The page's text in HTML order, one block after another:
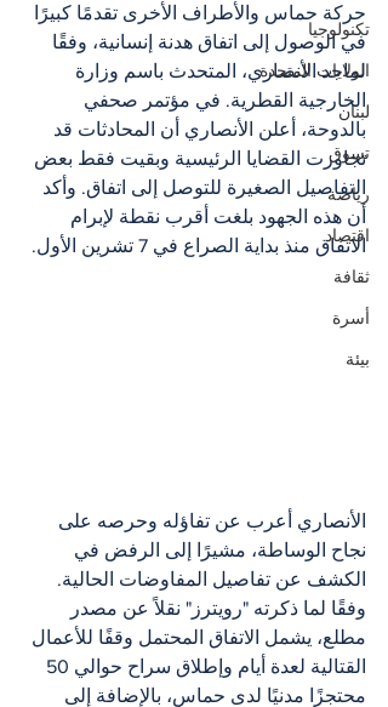
تكنولوجيا
الولايات المتحدة
لبنان
تسوق
رياضة
اقتصاد
ثقافة
أسرة
بيئة
حركة حماس والأطراف الأخرى تقدمًا كبيرًا
في الوصول إلى اتفاق هدنة إنسانية، وفقًا
لماجد الأنصاري، المتحدث باسم وزارة
الخارجية القطرية. في مؤتمر صحفي
بالدوحة، أعلن الأنصاري أن المحادثات قد
تجاوزت القضايا الرئيسية وبقيت فقط بعض
التفاصيل الصغيرة للتوصل إلى اتفاق. وأكد
أن هذه الجهود بلغت أقرب نقطة لإبرام
الاتفاق منذ بداية الصراع في 7 تشرين الأول.
الأنصاري أعرب عن تفاؤله وحرصه على
نجاح الوساطة، مشيرًا إلى الرفض في
الكشف عن تفاصيل المفاوضات الحالية.
وفقًا لما ذكرته "رويترز" نقلاً عن مصدر
مطلع، يشمل الاتفاق المحتمل وقفًا للأعمال
محتجزًا مدنيًا لدى حماس، بالإضافة إلى